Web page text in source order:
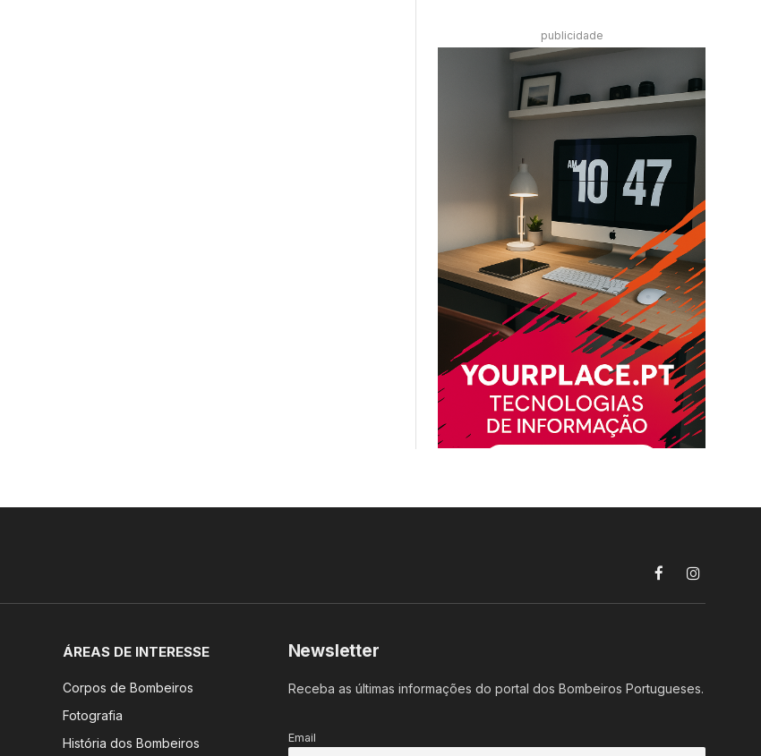
publicidade
FacebookInstagram
ÁREAS DE INTERESSE
Corpos de Bombeiros
Fotografia
História dos Bombeiros
Newsletter
Receba as últimas informações do portal dos Bombeiros Portugueses.
Email